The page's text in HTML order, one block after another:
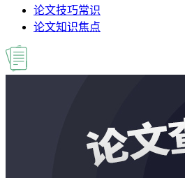
论文技巧常识
论文知识焦点